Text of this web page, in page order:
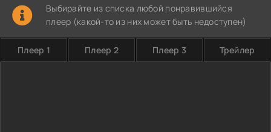
Выбирайте из списка любой понравившийся
плеер (какой-то из них может быть недоступен)
Плеер 1 Плеер 2 Плеер 3 Трейлер